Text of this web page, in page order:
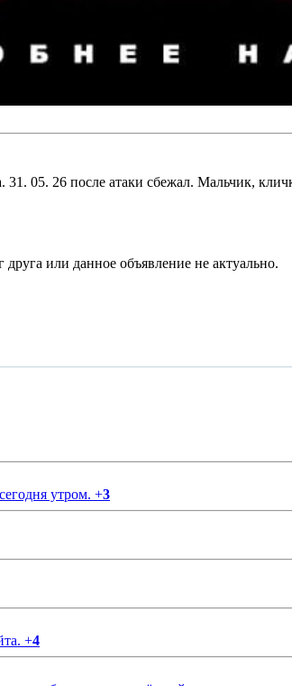
31. 05. 26 после атаки сбежал. Мальчик,
утром. +3
+4